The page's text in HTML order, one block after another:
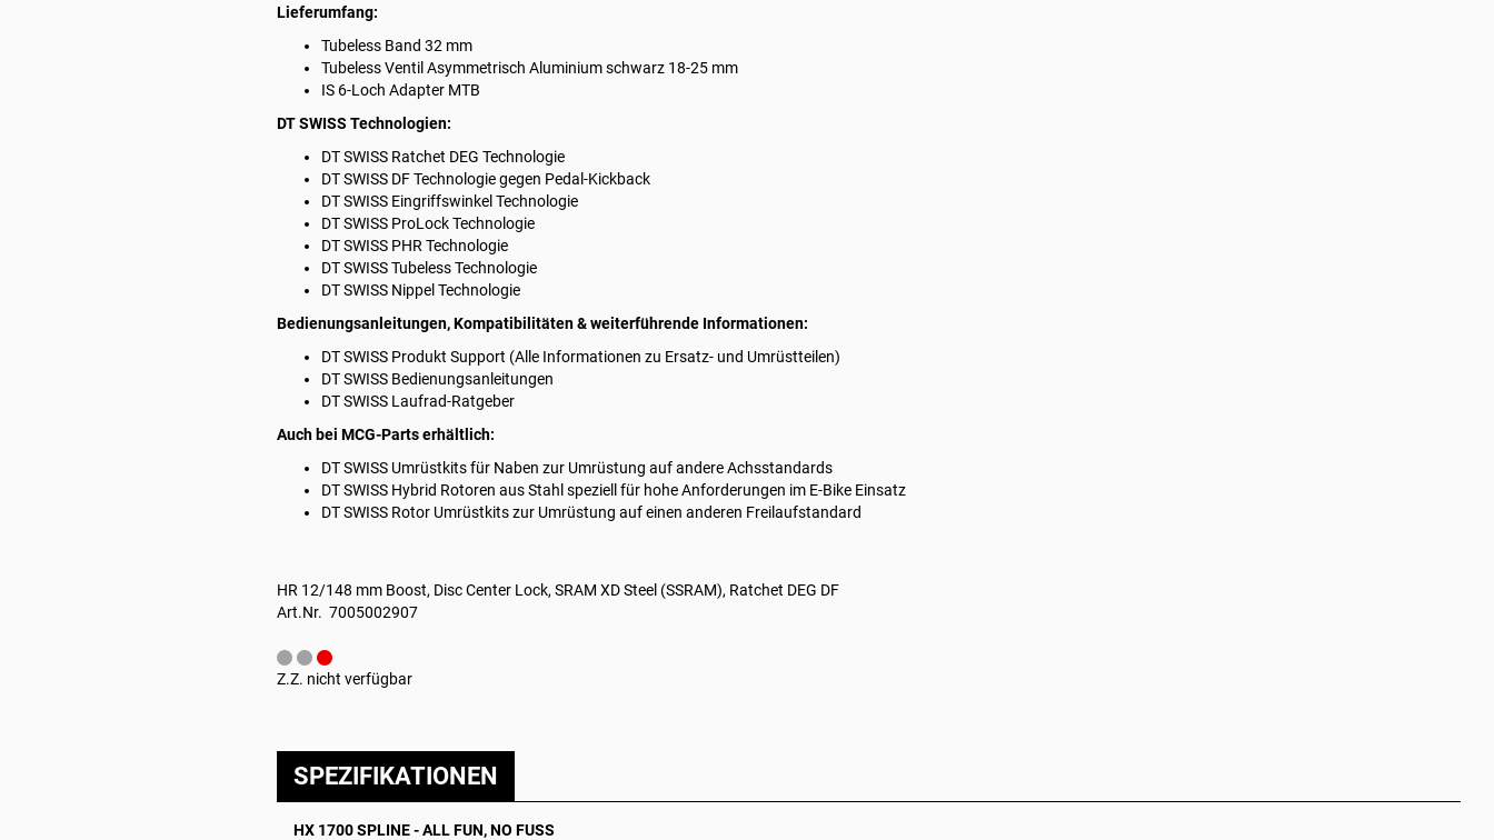
Lieferumfang:
Tubeless Band 32 mm
Tubeless Ventil Asymmetrisch Aluminium schwarz 18-25 mm
IS 6-Loch Adapter MTB
DT SWISS Technologien:
DT SWISS Ratchet DEG Technologie
DT SWISS DF Technologie gegen Pedal-Kickback
DT SWISS Eingriffswinkel Technologie
DT SWISS ProLock Technologie
DT SWISS PHR Technologie
DT SWISSTubeless Technologie
DT SWISS Nippel Technologie
Bedienungsanleitungen, Kompatibilitäten & weiterführende Informationen:
DT SWISS Produkt Support (Alle Informationen zu Ersatz- und Umrüstteilen)
DT SWISS Bedienungsanleitungen
DT SWISS Laufrad-Ratgeber
Auch bei MCG-Parts erhältlich:
DT SWISS Umrüstkits für Naben zur Umrüstung auf andere Achsstandards
DT SWISS Hybrid Rotoren aus Stahl speziell für hohe Anforderungen im E-Bike Einsatz
DT SWISS Rotor Umrüstkitszur Umrüstung auf einen anderen Freilaufstandard
HR 12/148 mm Boost, Disc Center Lock, SRAM XD Steel (SSRAM), Ratchet DEG DF
Art.Nr. 7005002907
Z.Z. nicht verfügbar
SPEZIFIKATIONEN
HX 1700 SPLINE - ALL FUN, NO FUSS